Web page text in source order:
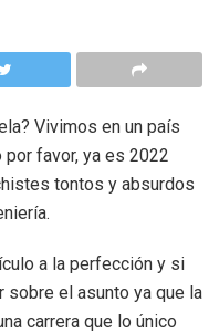
Vivimos en un país
favor, ya es 2022
tontos y absurdos
a la perfección y si
sobre el asunto ya que la
carrera que lo único